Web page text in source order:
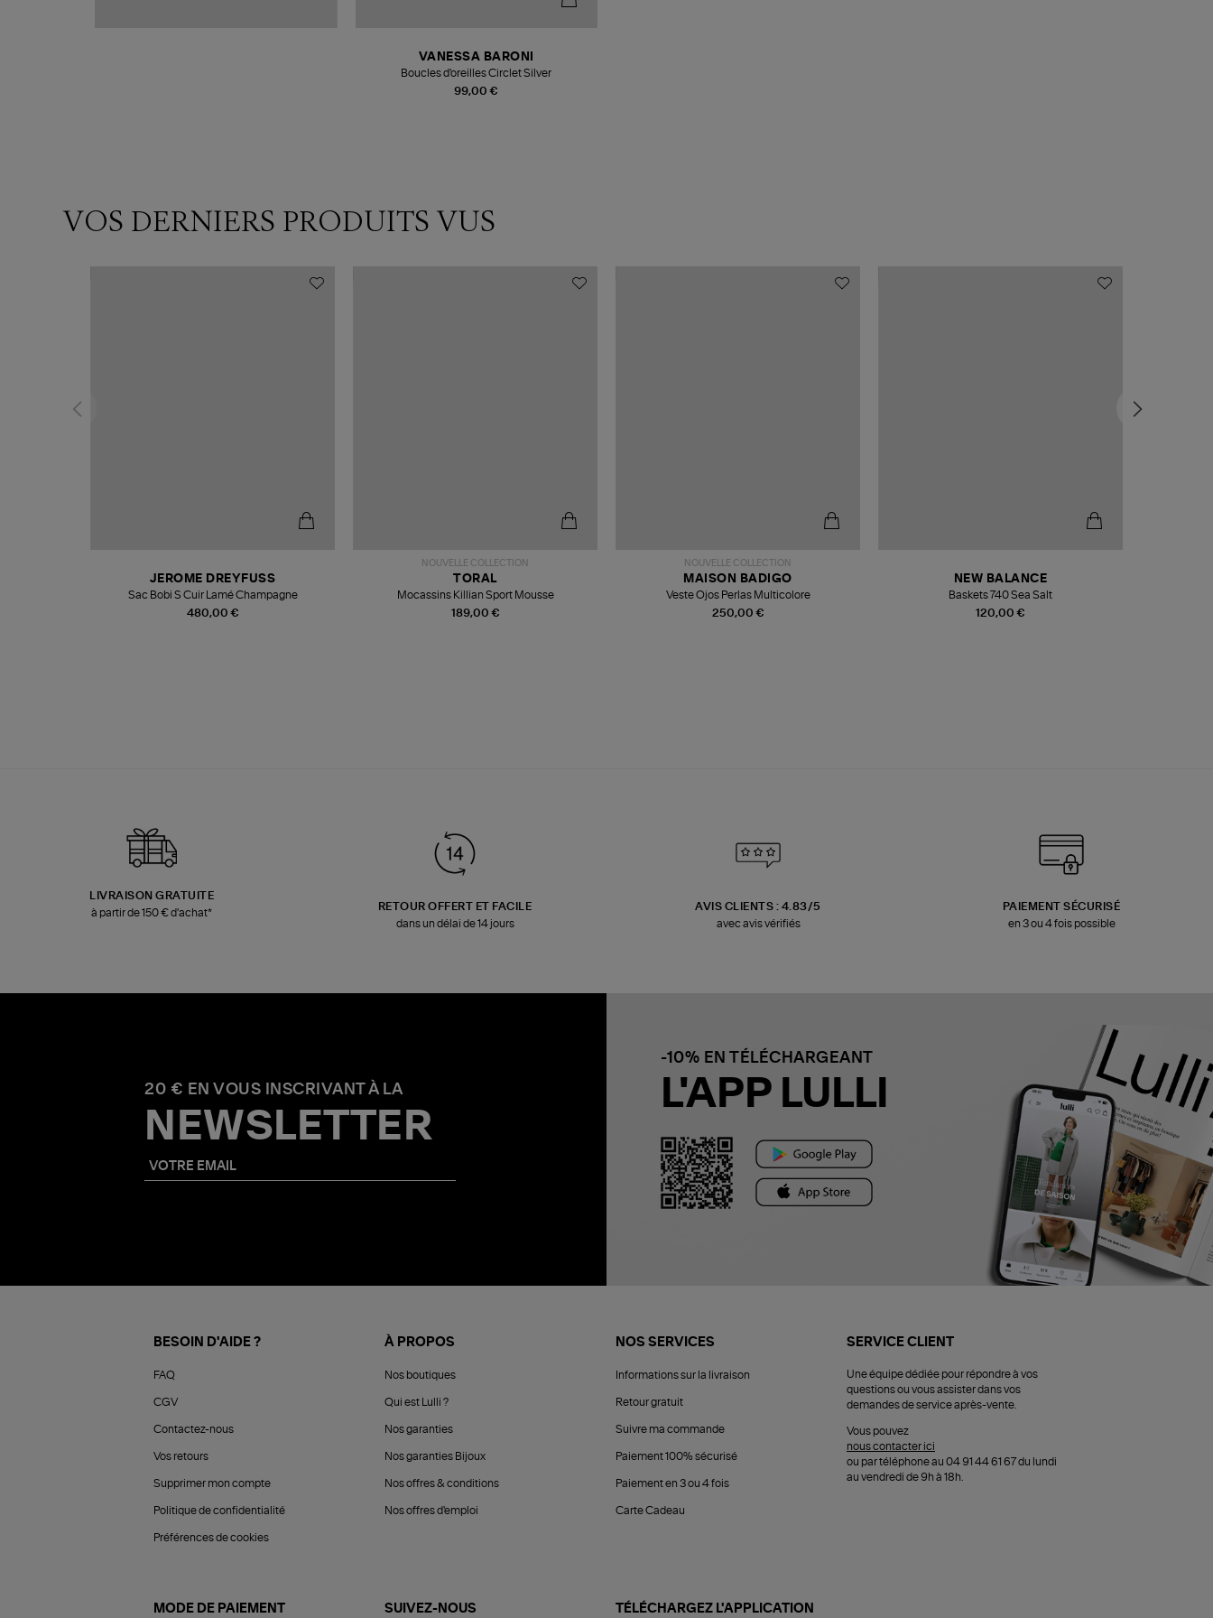
99,00 €
VANESSA BARONI
Boucles d'oreilles Circlet Silver
VOS DERNIERS PRODUITS VUS
480,00 €
JEROME DREYFUSS
Sac Bobi S Cuir Lamé Champagne
NOUVELLE COLLECTION
189,00 €
TORAL
Mocassins Killian Sport Mousse
NOUVELLE COLLECTION
250,00 €
MAISON BADIGO
Veste Ojos Perlas Multicolore
120,00 €
NEW BALANCE
Baskets 740 Sea Salt
LIVRAISON GRATUITE
à partir de 150 € d'achat*
RETOUR OFFERT ET FACILE
dans un délai de 14 jours
AVIS CLIENTS : 4.83/5
avec avis vérifiés
PAIEMENT SÉCURISÉ
en 3 ou 4 fois possible
20 € EN VOUS INSCRIVANT À LA
NEWSLETTER
-10% EN TÉLÉCHARGEANT
L'APP LULLI
BESOIN D'AIDE ?
FAQ
CGV
Contactez-nous
Vos retours
Supprimer mon compte
Politique de confidentialité
Préférences de cookies
À PROPOS
Nos boutiques
Qui est Lulli ?
Nos garanties
Nos garanties Bijoux
Nos offres & conditions
Nos offres d'emploi
NOS SERVICES
Informations sur la livraison
Retour gratuit
Suivre ma commande
Paiement 100% sécurisé
Paiement en 3 ou 4 fois
Carte Cadeau
SERVICE CLIENT
Une équipe dédiée pour répondre à vos
questions ou vous assister dans vos
demandes de service après-vente.
Vous pouvez
nous contacter ici
ou par téléphone au 04 91 44 61 67 du lundi
au vendredi de 9h à 18h.
MODE DE PAIEMENT SUIVEZ-NOUS TÉLÉCHARGEZ L'APPLICATION